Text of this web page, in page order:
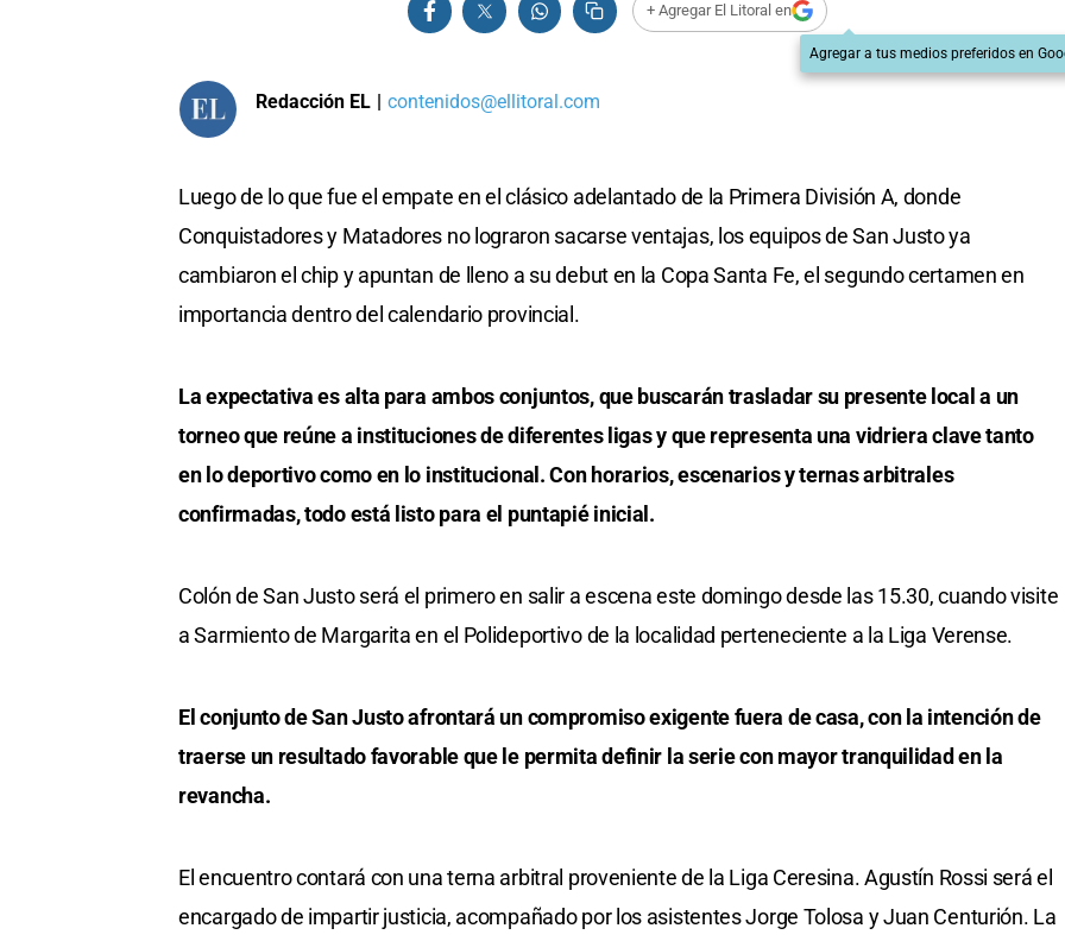
+ Agregar El Litoral en
Agregar a tus medios preferidos en
Redacción EL | contenidos@ellitoral.com
Luego de lo que fue el empate en el clásico adelantado de la Primera División A, donde
Conquistadores y Matadores no lograron sacarse ventajas, los equipos de San Justo ya
cambiaron el chip y apuntan de lleno a su debut en la Copa Santa Fe, el segundo certamen en
importancia dentro del calendario provincial.
La expectativa es alta para ambos conjuntos, que buscarán trasladar su presente local a un
torneo que reúne a instituciones de diferentes ligas y que representa una vidriera clave tanto
en lo deportivo como en lo institucional. Con horarios, escenarios y ternas arbitrales
confirmadas, todo está listo para el puntapié inicial.
Colón de San Justo será el primero en salir a escena este domingo desde las 15.30, cuando visite
a Sarmiento de Margarita en el Polideportivo de la localidad perteneciente a la Liga Verense.
El conjunto de San Justo afrontará un compromiso exigente fuera de casa, con la intención de
traerse un resultado favorable que le permita definir la serie con mayor tranquilidad en la
revancha.
El encuentro contará con una terna arbitral proveniente de la Liga Ceresina. Agustín Rossi será el
encargado de impartir justicia, acompañado por los asistentes Jorge Tolosa y Juan Centurión. La